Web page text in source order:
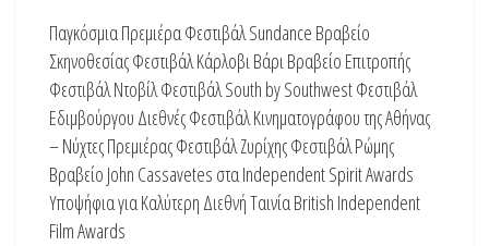
Παγκόσμια Πρεμιέρα Φεστιβάλ Sundance Βραβείο
Σκηνοθεσίας Φεστιβάλ Κάρλοβι Βάρι Βραβείο Επιτροπής
Φεστιβάλ Ντοβίλ Φεστιβάλ South by Southwest Φεστιβάλ
Εδιμβούργου Διεθνές Φεστιβάλ Κινηματογράφου της Αθήνας
– Νύχτες Πρεμιέρας Φεστιβάλ Ζυρίχης Φεστιβάλ Ρώμης
Βραβείο John Cassavetes στα Independent Spirit Awards
Υποψήφια για Καλύτερη Διεθνή Ταινία British Independent
Film Awards